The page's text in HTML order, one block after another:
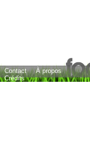
Hamit Altintop
Contact
À propos
Crédits